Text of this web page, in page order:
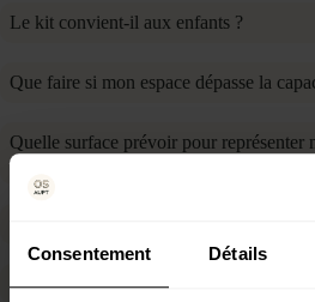
Consentement Détails
Le kit convient-il aux enfants ?
Que faire si mon espace dépasse la
Quelle surface prévoir pour représenter
table ?
Les éléments du kit sont-ils durables ?